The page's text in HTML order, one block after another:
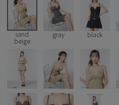
COMEX
Rechercher
Pleaser
sand
beige
gray black